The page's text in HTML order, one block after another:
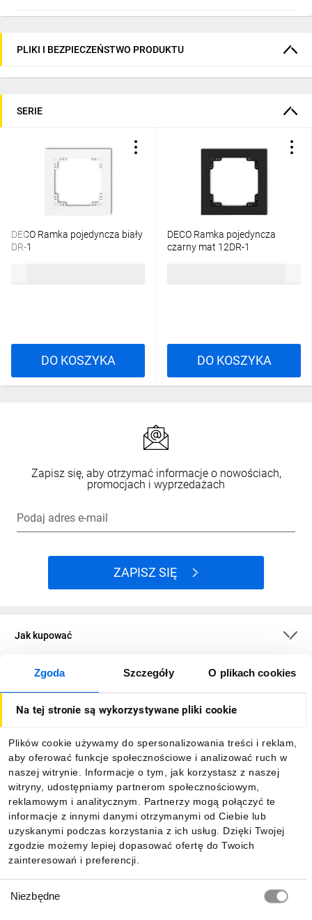
Zgoda Szczegóły O plikach cookies
Na tej stronie są wykorzystywane pliki cookie
Plików cookie używamy do spersonalizowania treści i reklam,
aby oferować funkcje społecznościowe i analizować ruch w
naszej witrynie. Informacje o tym, jak korzystasz z naszej
witryny, udostępniamy partnerom społecznościowym,
reklamowym i analitycznym. Partnerzy mogą połączyć te
informacje z innymi danymi otrzymanymi od Ciebie lub
uzyskanymi podczas korzystania z ich usług. Dzięki Twojej
zgodzie możemy lepiej dopasować ofertę do Twoich
zainteresowań i preferencji.
zgody
Niezbędne
PLIKI I BEZPIECZEŃSTWO PRODUKTU
SERIE
DECO Ramka pojedyncza biały
DR-1
DO KOSZYKA
DECO Ramka pojedyncza
czarny mat 12DR-1
DO KOSZYKA
Zapisz się, aby otrzymać informacje o nowościach,
promocjach i wyprzedażach
Podaj adres e-mail
ZAPISZ SIĘ
Jak kupować
O firmie
Informacje
Pobierz naszą aplikację mobilną: